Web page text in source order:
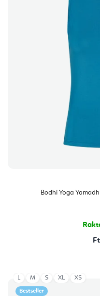
Bodhi Yoga
Bestseller
L M S XL XS